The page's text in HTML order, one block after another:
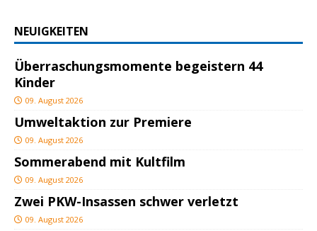
NEUIGKEITEN
Überraschungsmomente begeistern 44
Kinder
09. August 2026
Umweltaktion zur Premiere
09. August 2026
Sommerabend mit Kultfilm
09. August 2026
Zwei PKW-Insassen schwer verletzt
09. August 2026